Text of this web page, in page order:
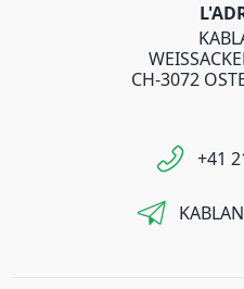
CH-3072
+41